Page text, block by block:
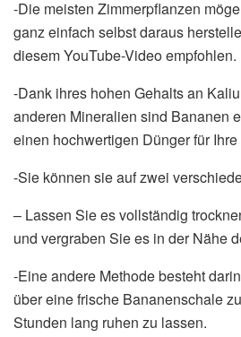
-Die meisten Zimmerpflanzen
ganz einfach selbst daraus
diesem YouTube-Video empfohlen.
-Dank ihres hohen Gehalts an
anderen Mineralien sind Bananen
einen hochwertigen Dünger für
-Sie können sie auf zwei
– Lassen Sie es vollständig
und vergraben Sie es in der Nähe
-Eine andere Methode besteht
über eine frische Bananenschale
Stunden lang ruhen zu lassen.